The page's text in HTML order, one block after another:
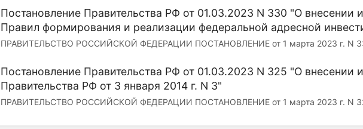
Постановление Правительства РФ от 01.03.2023 N 330 "О внесении
Правил формирования и реализации федеральной адресной
ПРАВИТЕЛЬСТВО РОССИЙСКОЙ ФЕДЕРАЦИИ ПОСТАНОВЛЕНИЕ от 1 марта 2023 г. N
Постановление Правительства РФ от 01.03.2023 N 325 "О внесении
Правительства РФ от 3 января 2014 г. N 3"
ПРАВИТЕЛЬСТВО РОССИЙСКОЙ ФЕДЕРАЦИИ ПОСТАНОВЛЕНИЕ от 1 марта 2023 г. N